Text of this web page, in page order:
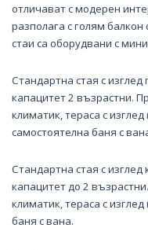
отличават с модерен
разполага с голям балкон
стаи са оборудвани с
Стандартна стая с
капацитет 2 възрастни.
климатик, тераса с
самостоятелна баня с
Стандартна стая с
капацитет до 2
климатик, тераса с
баня с вана.